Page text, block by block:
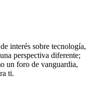
interés sobre tecnología,
perspectiva diferente;
un foro de vanguardia,
ti.